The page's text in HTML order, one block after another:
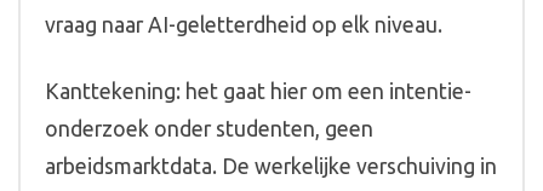
vraag naar AI-geletterdheid op elk niveau.
Kanttekening: het gaat hier om een intentie-
onderzoek onder studenten, geen
arbeidsmarktdata. De werkelijke verschuiving in